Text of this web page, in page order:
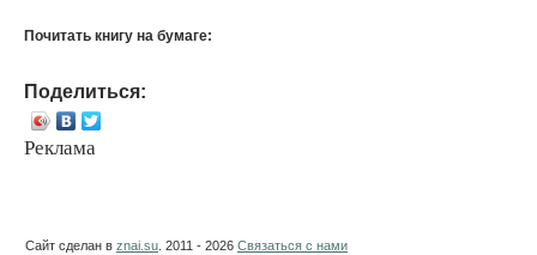
Почитать книгу на бумаге:
Поделиться:
Реклама
Сайт сделан в znai.su . 2011 - 2026 Связаться с нами